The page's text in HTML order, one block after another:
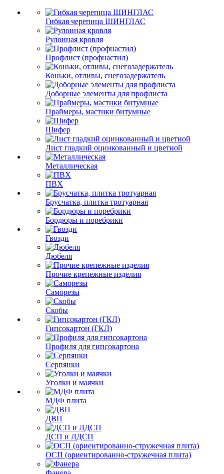
Гибкая черепица ШИНГЛАС
Рулонная кровля
Профлист (профнастил)
Коньки, отливы, снегозадержатель
Доборные элементы для профлиста
Праймеры, мастики битумные
Шифер
Лист гладкий оцинкованный и цветной
Металлическая
ПВХ
Брусчатка, плитка тротуарная
Бордюры и поребрики
Гвозди
Дюбеля
Прочие крепежные изделия
Саморезы
Скобы
Гипсокартон (ГКЛ)
Профиля для гипсокартона
Серпянки
Уголки и маячки
МДФ плита
ДВП
ДСП и ЛДСП
ОСП (ориентированно-стружечная плита)